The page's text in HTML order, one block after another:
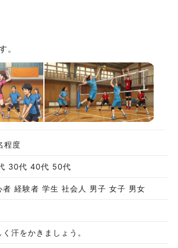
。
程度
30代 40代 50代
者 経験者 学生 社会人 男子 女子 男女
く汗をかきましょう。